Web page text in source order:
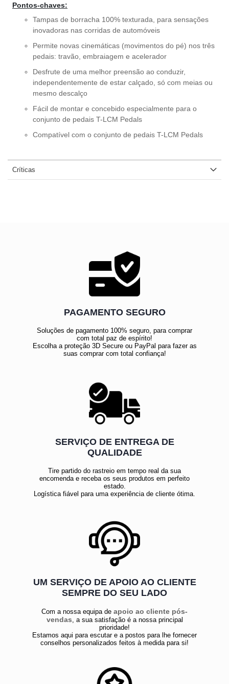
Pontos-chaves:
Tampas de borracha 100% texturada, para sensações
inovadoras nas corridas de automóveis
Permite novas cinemáticas (movimentos do pé) nos três
pedais: travão, embraiagem e acelerador
Desfrute de uma melhor preensão ao conduzir,
independentemente de estar calçado, só com meias ou
mesmo descalço
Fácil de montar e concebido especialmente para o
conjunto de pedais T-LCM Pedals
Compatível com o conjunto de pedais T-LCM Pedals
Críticas
PAGAMENTO SEGURO
Soluções de pagamento 100% seguro, para comprar
com total paz de espírito!
Escolha a proteção 3D Secure ou PayPal para fazer as
suas comprar com total confiança!
SERVIÇO DE ENTREGA DE
QUALIDADE
Tire partido do rastreio em tempo real da sua
encomenda e receba os seus produtos em perfeito
estado.
Logística fiável para uma experiência de cliente ótima.
UM SERVIÇO DE APOIO AO CLIENTE
SEMPRE DO SEU LADO
Com a nossa equipa de apoio ao cliente pós-
vendas , a sua satisfação é a nossa principal
prioridade!
Estamos aqui para escutar e a postos para lhe fornecer
conselhos personalizados feitos à medida para si!